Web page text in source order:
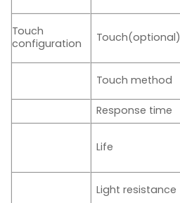
Touch
configuration
Touch(optional)
Touch method
Response time
Life
Light resistance